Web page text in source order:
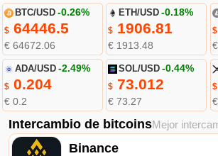
BTC/USD -0.26%
$64446.5
€ 64672.06
ETH/USD -0.18%
$ 1906.81
€ 1913.48
$
ADA/USD -2.49%
$0.204
€ 0.2
SOL/USD -0.44%
$ 73.012
€ 73.27
$
Intercambio de bitcoinsMejor
Binance